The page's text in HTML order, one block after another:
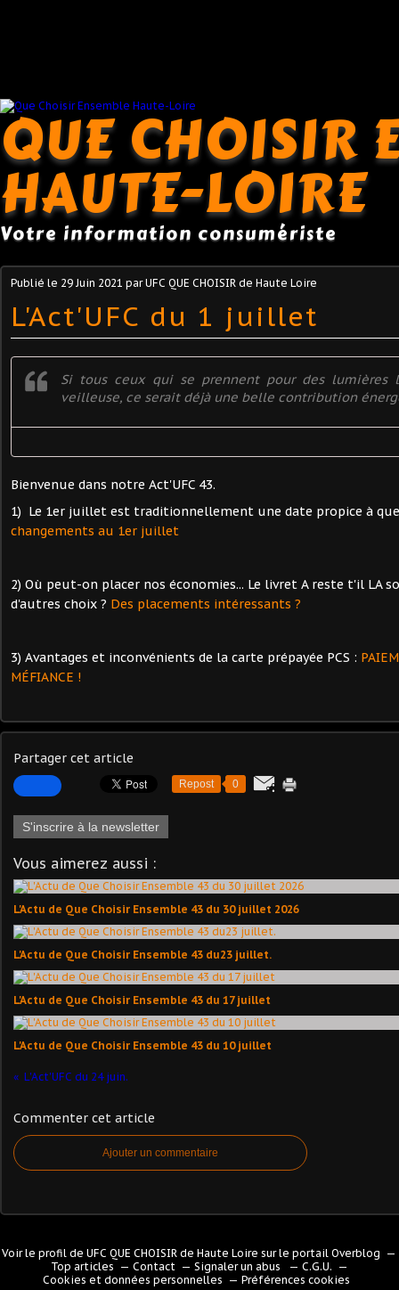
QUE CHOISIR
HAUTE-LOIRE
Votre information consumériste
Publié le 29 Juin 2021 par UFC QUE CHOISIR de Haute Loire
L'Act'UFC du 1 juillet
Si tous ceux qui se prennent pour des lumières
veilleuse, ce serait déjà une belle contribution
Bienvenue dans notre Act'UFC 43.
1) Le 1er juillet est traditionnellement une date propice à
changements au 1er juillet
2) Où peut-on placer nos économies... Le livret A reste t'il LA
d'autres choix ? Des placements intéressants ?
3) Avantages et inconvénients de la carte prépayée PCS :
MÉFIANCE !
Partager cet article
Repost 0
S'inscrire à la newsletter
Vous aimerez aussi :
L'Actu de Que Choisir Ensemble 43 du 30 juillet 2026
L'Actu de Que Choisir Ensemble 43 du23 juillet.
L'Actu de Que Choisir Ensemble 43 du 17 juillet
L'Actu de Que Choisir Ensemble 43 du 10 juillet
L'Act'UFC du 24 juin.
Commenter cet article
Ajouter un commentaire
Voir le profil deUFC QUE CHOISIR de Haute Loire sur le portail Overblog
Top articles
Contact Signaler un abus
C.G.U.
Cookies et données personnelles
Préférences cookies